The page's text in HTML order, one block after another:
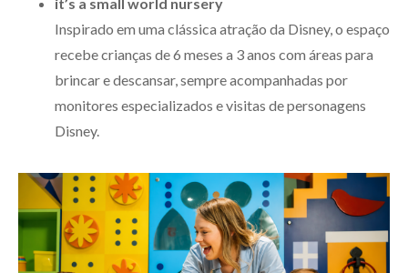
Inspirado em uma clássica atração da Disney, o espaço
recebe crianças de 6 meses a 3 anos com áreas para
brincar e descansar, sempre acompanhadas por
monitores especializados e visitas de personagens
Disney.